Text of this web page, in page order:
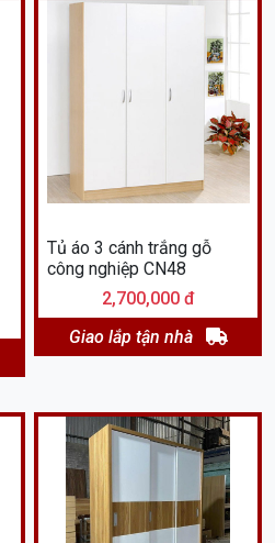
Tủ áo 3 cánh trắng gỗ
công nghiệp CN48
2,700,000 đ
Giao lắp tận nhà